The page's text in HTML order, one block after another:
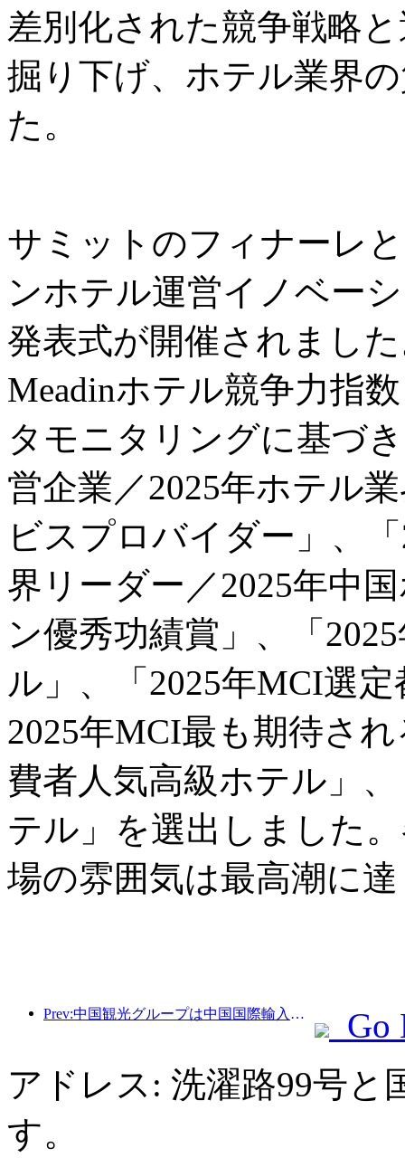
差別化された競争戦略
掘り下げ、ホテル業界
た。
サミットのフィナーレ
ンホテル運営イノベー
発表式が開催されまし
Meadinホテル競争力指
タモニタリングに基づ
営企業／2025年ホテル
ビスプロバイダー」、
界リーダー／2025年中
ン優秀功績賞」、「
ル」、「2025年MCI選
2025年MCI最も期待さ
費者人気高級ホテル」
テル」を選出しました
場の雰囲気は最高潮に
Prev:中国観光グループは中国国際輸入博覧会に8年連続で参加し、総額10億米ドルを超える契約を締結しています。
Go
アドレス: 洗濯路99号と
す。